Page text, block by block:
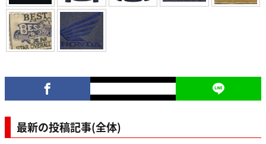
最新の投稿記事(全体)